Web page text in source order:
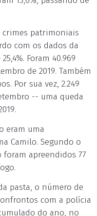
crimes patrimoniais
com os dados da
Foram 40.969
de 2019. Também
Por sua vez, 2.249
-- uma queda
eram uma
Camilo. Segundo o
apreendidos 77
pasta, o número de
com a polícia
do ano, no